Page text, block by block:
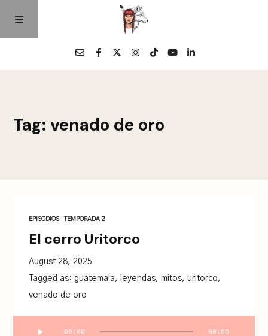
Episodios
Tag: venado de oro
EPISODIOS TEMPORADA 2
El cerro Uritorco
August 28, 2025
Tagged as: guatemala, leyendas,mitos,uritorco,
venado de oro
00:00 00:00